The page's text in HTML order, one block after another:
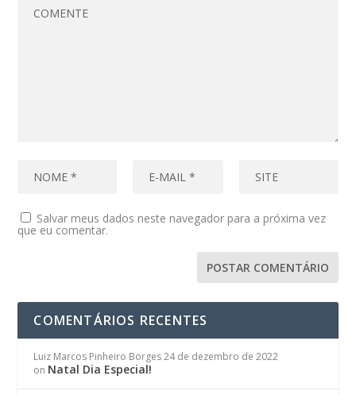
Salvar meus dados neste navegador para a próxima vez
que eu comentar.
COMENTÁRIOS RECENTES
Luiz Marcos Pinheiro Borges 24 de dezembro de 2022
on Natal Dia Especial!